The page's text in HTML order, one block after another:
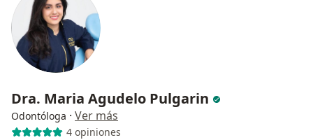
Dra. Maria Agudelo Pulgarin
Odontóloga · Ver más
4 opiniones